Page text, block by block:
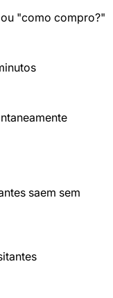
"como compro?"
saem sem